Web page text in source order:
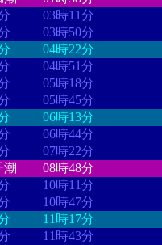
03時11分
03時50分
04時22分
04時51分
05時18分
05時45分
06時13分
06時44分
07時22分
潮
08時48分
10時11分
10時47分
11時17分
11時43分